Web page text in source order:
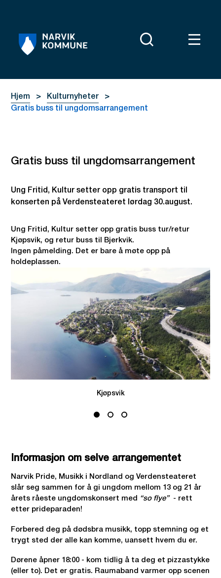
Du er her:
Hjem
Kulturnyheter
Gratis buss til ungdomsarrangement
Gratis buss til ungdomsarrangement
Ung Fritid, Kultur setter opp gratis transport til
konserten på Verdensteateret lørdag 30.august.
Ung Fritid, Kultur setter opp gratis buss tur/retur
Kjøpsvik, og retur buss til Bjerkvik.
Ingen påmelding. Det er bare å møte opp på
holdeplassen.
Kjøpsvik
Informasjon om selve arrangementet
Narvik Pride, Musikk i Nordland og Verdensteateret
slår seg sammen for å gi ungdom mellom 13 og 21 år
årets råeste ungdomskonsert med
“so flye”- rett
etter prideparaden!
Forbered deg på dødsbra musikk, topp stemning og et
trygt sted der alle kan komme, uansett hvem du er.
Dørene åpner 18:00 - kom tidlig å ta deg et pizzastykke
(eller to). Det er gratis. Raumaband varmer opp scenen